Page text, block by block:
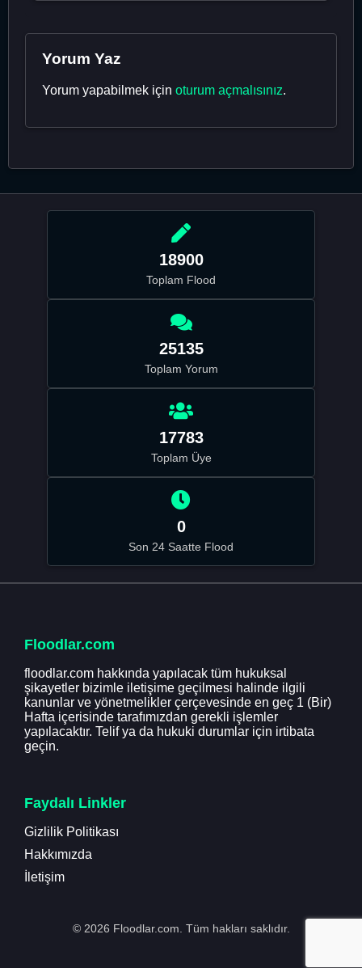
Yorum Yaz
Yorum yapabilmek için oturum açmalısınız.
18900
Toplam Flood
25135
Toplam Yorum
17783
Toplam Üye
0
Son 24 Saatte Flood
Floodlar.com
floodlar.com hakkında yapılacak tüm hukuksal
şikayetler bizimle iletişime geçilmesi halinde ilgili
kanunlar ve yönetmelikler çerçevesinde en geç 1 (Bir)
Hafta içerisinde tarafımızdan gerekli işlemler
yapılacaktır. Telif ya da hukuki durumlar için irtibata
geçin.
Faydalı Linkler
Gizlilik Politikası
Hakkımızda
İletişim
© 2026 Floodlar.com. Tüm hakları saklıdır.